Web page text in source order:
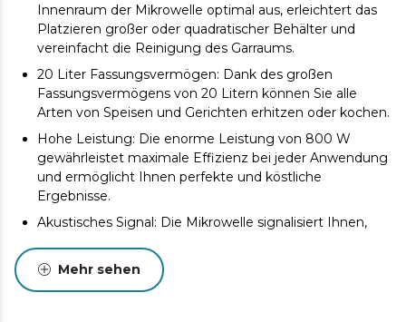
Innenraum der Mikrowelle optimal aus, erleichtert das
Platzieren großer oder quadratischer Behälter und
vereinfacht die Reinigung des Garraums.
20 Liter Fassungsvermögen: Dank des großen
Fassungsvermögens von 20 Litern können Sie alle
Arten von Speisen und Gerichten erhitzen oder kochen.
Hohe Leistung: Die enorme Leistung von 800 W
gewährleistet maximale Effizienz bei jeder Anwendung
und ermöglicht Ihnen perfekte und köstliche
Ergebnisse.
Akustisches Signal: Die Mikrowelle signalisiert Ihnen,
Timer bis zu 95 Minuten: Wählen Sie die Koch- oder
Aufwärmzeit für Ihre Rezepte und erzielen Sie die
Mehr sehen